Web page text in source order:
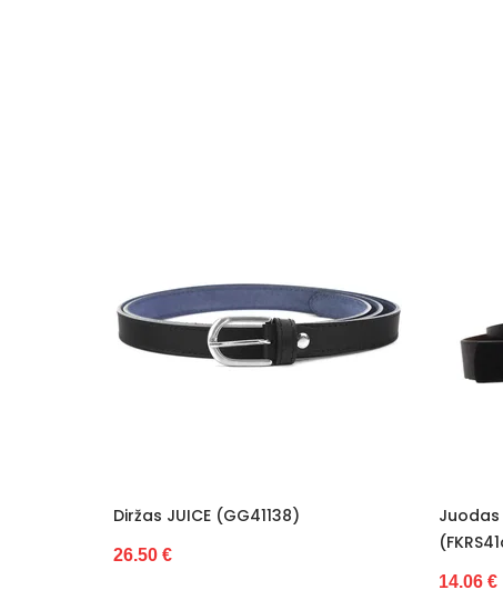
Juodas Diržas